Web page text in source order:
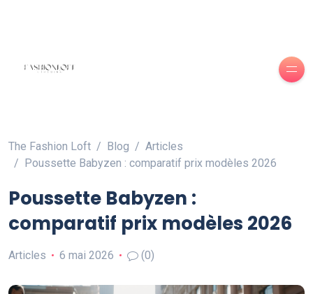
The Fashion Loft Blog
Articles
Poussette Babyzen : comparatif prix modèles 2026
Poussette Babyzen :
comparatif prix modèles 2026
Articles 6 mai 2026 (0)